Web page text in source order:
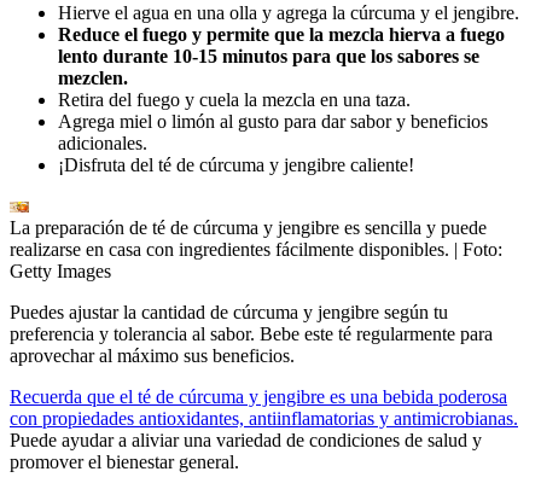
Hierve el agua en una olla y agrega la cúrcuma y el jengibre.
Reduce el fuego y permite que la mezcla hierva a fuego
lento durante 10-15 minutos para que los sabores se
mezclen.
Retira del fuego y cuela la mezcla en una taza.
Agrega miel o limón al gusto para dar sabor y beneficios
adicionales.
¡Disfruta del té de cúrcuma y jengibre caliente!
La preparación de té de cúrcuma y jengibre es sencilla y puede
realizarse en casa con ingredientes fácilmente disponibles. | Foto:
Getty Images
Puedes ajustar la cantidad de cúrcuma y jengibre según tu
preferencia y tolerancia al sabor. Bebe este té regularmente para
aprovechar al máximo sus beneficios.
Recuerda que el té de cúrcuma y jengibre es una bebida poderosa
con propiedades antioxidantes, antiinflamatorias y antimicrobianas.
Puede ayudar a aliviar una variedad de condiciones de salud y
promover el bienestar general.